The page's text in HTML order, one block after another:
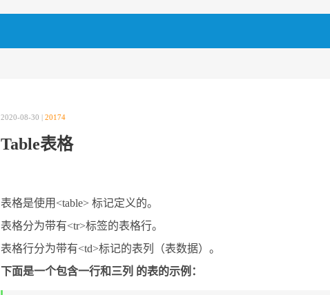
2020-08-30 | 20174
Table表格
表格是使用<table> 标记定义的。
表格分为带有<tr>标签的表格行。
表格行分为带有<td>标记的表列（表数据）。
下面是一个包含一行和三列 的表的示例：